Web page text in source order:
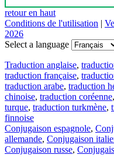
retour en haut
Conditions de l'utilisation |
2026
Select a language
Traduction anglaise,
traduction française,
traduction arabe, traduction
chinoise, traduction coréenne,
turque, traduction turkmène,
finnoise
Conjugaison espagnole,
allemande, Conjugaison
Conjugaison russe,